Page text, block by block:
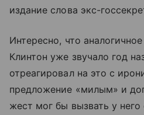
издание слова экс-
Интересно, что
Клинтон уже звучало год
отреагировал на это с
предложение «милым» и
жест мог бы вызвать у